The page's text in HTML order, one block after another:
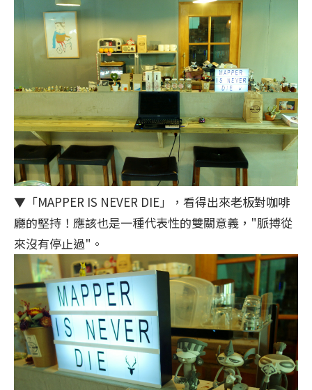
▼「MAPPER IS NEVER DIE」，看得出來老板對咖啡
廳的堅持！應該也是一種代表性的雙關意義，"脈搏從
來沒有停止過"。